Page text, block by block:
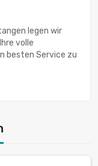
legen wir
volle
besten Service zu